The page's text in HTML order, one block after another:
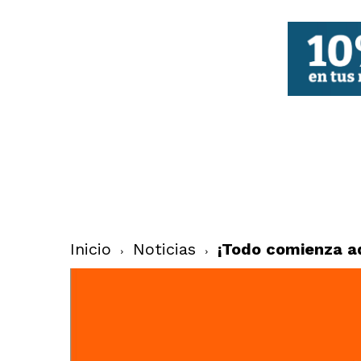
Inicio Noticias ¡Todo comienza